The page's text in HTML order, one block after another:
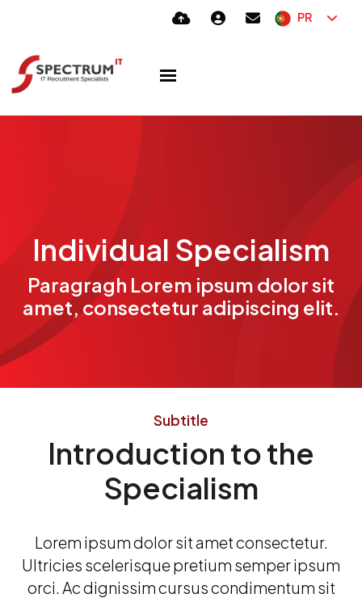
PR
Individual Specialism
Paragragh Lorem ipsum dolor sit
amet, consectetur adipiscing elit.
Subtitle
Introduction to the
Specialism
Lorem ipsum dolor sit amet consectetur.
Ultricies scelerisque pretium semper ipsum
orci. Ac dignissim cursus condimentum sit